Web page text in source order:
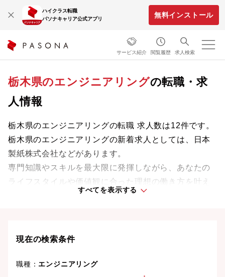
ハイクラス転職
パソナキャリア公式アプリ
無料インストール
サービス紹介 閲覧履歴 求人検索
栃木県のエンジニアリングの転職・求
人情報
栃木県のエンジニアリングの転職 求人数は12件です。
栃木県のエンジニアリングの新着求人としては、日本
製紙株式会社などがあります。
専門知識やスキルを最大限に発揮しながら、あなたの
ライフスタイルや価値観に合った理想の働き方を叶え
ましょう。想定年収が高い順に検索結果を並べ替える
すべてを表示する
現在の検索条件
職種： エンジニアリング